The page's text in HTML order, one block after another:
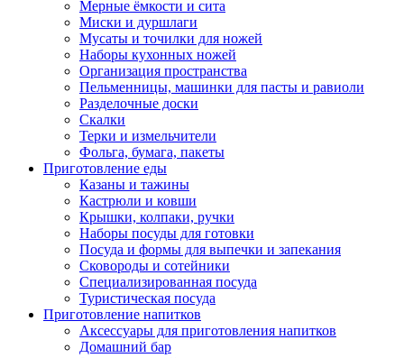
Мерные ёмкости и сита
Миски и дуршлаги
Мусаты и точилки для ножей
Наборы кухонных ножей
Организация пространства
Пельменницы, машинки для пасты и равиоли
Разделочные доски
Скалки
Терки и измельчители
Фольга, бумага, пакеты
Приготовление еды
Казаны и тажины
Кастрюли и ковши
Крышки, колпаки, ручки
Наборы посуды для готовки
Посуда и формы для выпечки и запекания
Сковороды и сотейники
Специализированная посуда
Туристическая посуда
Приготовление напитков
Аксессуары для приготовления напитков
Домашний бар